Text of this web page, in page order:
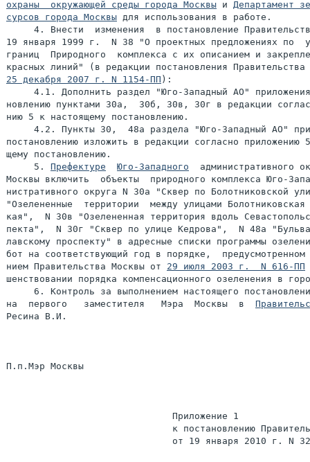
охраны  окружающей среды города Москвы и Департамент
сурсов города Москвы для использования в работе.
4. Внести  изменения  в постановление
19 января 1999 г.  N 38 "О проектных предложениях по
границ  Природного  комплекса с их описанием и
25 декабря 2007 г. N 1154-ПП ):
4.1. Дополнить раздел "Юго-Западный АО"
новлению пунктами 30а,  30б, 30в, 30г в редакции
нию 5 к настоящему постановлению.
4.2. Пункты 30,  48а раздела "Юго-Западный АО"
постановлению изложить в редакции согласно
щему постановлению.
     5.
Префектуре Юго-Западного
административного
Москвы включить  объекты  природного комплекса Юго-
нистративного округа N 30а "Сквер по Болотниковской
"Озелененные  территории  между улицами
кая",  N 30в "Озелененная территория вдоль
пекта",  N 30г "Сквер по улице Кедрова",  N 48а
лавскому проспекту" в адресные списки программы
бот на соответствующий год в порядке,  предусмотренном
нием Правительства Москвы от 29 июля 2003 г.  N 616-ПП
шенствовании порядка компенсационного озеленения в
6. Контроль за выполнением настоящего
на  первого   заместителя   Мэра  Москвы  в
Ресина В.И.
П.п.Мэр Москвы
                              Приложение 1
к постановлению
от 19 января 2010 г. N